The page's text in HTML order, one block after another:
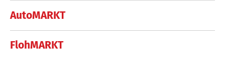
AutoMARKT
FlohMARKT